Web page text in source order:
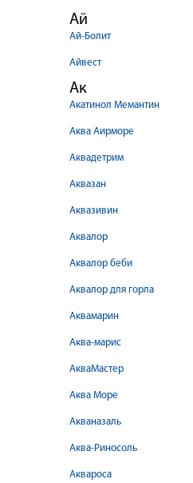
Ай
Ай-Болит
Айвест
Ак
Акатинол Мемантин
Аква Аирморе
Аквадетрим
Аквазан
Аквазивин
Аквалор
Аквалор беби
Аквалор для горла
Аквамарин
Аква-марис
АкваМастер
Аква Море
Акваназаль
Аква-Риносоль
Аквароса